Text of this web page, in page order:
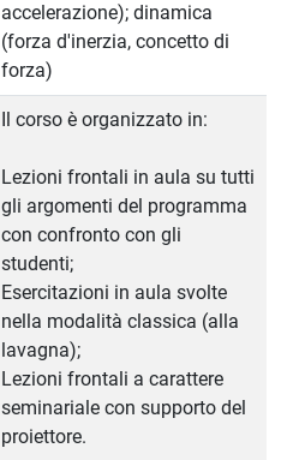
accelerazione); dinamica
(forza d'inerzia, concetto di
forza)
Il corso è organizzato in:
Lezioni frontali in aula su tutti
gli argomenti del programma
con confronto con gli
studenti;
Esercitazioni in aula svolte
nella modalità classica (alla
lavagna);
Lezioni frontali a carattere
seminariale con supporto del
proiettore.